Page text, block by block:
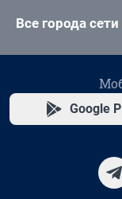
Все города сети
Google